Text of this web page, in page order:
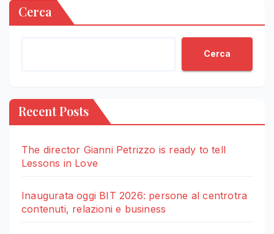
Cerca
Cerca
Recent Posts
The director Gianni Petrizzo is ready to tell
Lessons in Love
Inaugurata oggi BIT 2026: persone al centrotra
contenuti, relazioni e business